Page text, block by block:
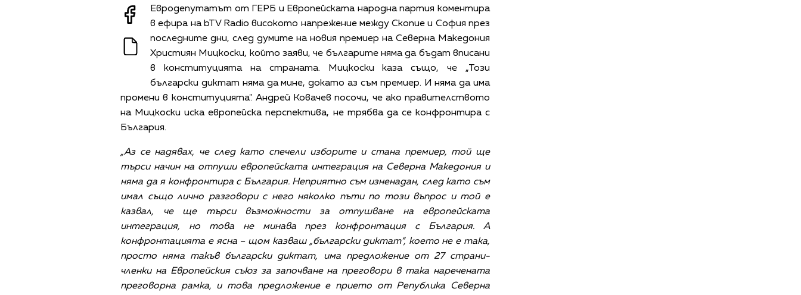
Евродепутатът от ГЕРБ и Европейската народна партия коментира
в ефира на bTV Radio високото напрежение между Скопие и София през
последните дни, след думите на новия премиер на Северна Македония
Християн Мицкоски, който заяви, че българите няма да бъдат вписани
в конституцията на страната. Мицкоски каза също, че „Този
български диктат няма да мине, докато аз съм премиер. И няма да има
промени в конституцията". Андрей Ковачев посочи, че ако правителството
на Мицкоски иска европейска перспектива, не трябва да се конфронтира с
България.
„Аз се надявах, че след като спечели изборите и стана премиер, той ще
търси начин на отпуши европейската интеграция на Северна Македония и
няма да я конфронтира с България. Неприятно съм изненадан, след като съм
имал също лично разговори с него няколко пъти по този въпрос и той е
казвал, че ще търси възможности за отпушване на европейската
интеграция, но това не минава през конфронтация с България. А
конфронтацията е ясна – щом казваш „български диктат“, което не е така,
просто няма такъв български диктат, има предложение от 27 страни-
членки на Европейския съюз за започване на преговори в така наречената
преговорна рамка, и това предложение е прието от Република Северна